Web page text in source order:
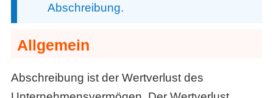
Abschreibung.
Allgemein
Abschreibung ist der Wertverlust des